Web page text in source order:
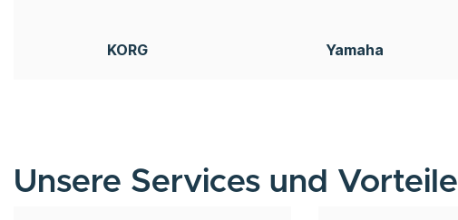
KORG Yamaha
Unsere Services und Vorteile